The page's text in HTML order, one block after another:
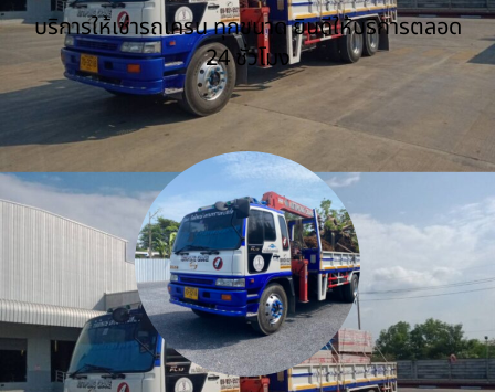
บริการให้เช่ารถเครน ทุกขนาด ยินดีให้บริการตลอด
24 ชั่วโมง